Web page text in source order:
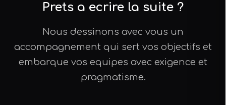
Prets a ecrire la suite ?
Nous dessinons avec vous un
accompagnement qui sert vos objectifs et
embarque vos equipes avec exigence et
pragmatisme.